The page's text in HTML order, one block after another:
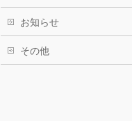
お知らせ
その他